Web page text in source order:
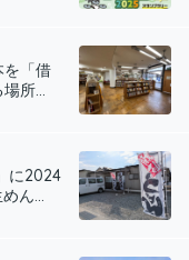
を「借
所...
に2024
ん...